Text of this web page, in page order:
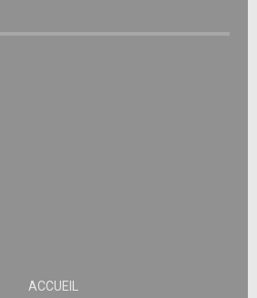
ACCUEIL